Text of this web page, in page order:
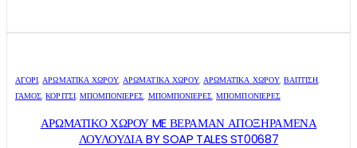
ΑΓΌΡΙ,ΑΡΩΜΑΤΙΚΆ ΧΏΡΟΥ,ΑΡΩΜΑΤΙΚΆ ΧΏΡΟΥ,ΑΡΩΜΑΤΙΚΆ ΧΏΡΟΥ, ΒΑΠΤΙΣΗ,
ΓΑΜΟΣ,ΚΟΡΊΤΣΙ, ΜΠΟΜΠΟΝΙΈΡΕΣ, ΜΠΟΜΠΟΝΙΈΡΕΣ,ΜΠΟΜΠΟΝΙΈΡΕΣ
ΑΡΩΜΑΤΙΚΟ ΧΩΡΟΥ ME ΒΕΡΑΜΑΝ ΑΠΟΞΗΡΑΜΕΝΑ
ΛΟΥΛΟΥΔΙΑ BY SOAP TALES ST00687